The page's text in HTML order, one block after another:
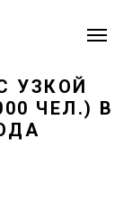
УЗКОЙ
ЧЕЛ.) В